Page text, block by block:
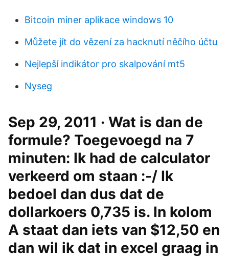
Bitcoin miner aplikace windows 10
Můžete jít do vězení za hacknutí něčího účtu
Nejlepší indikátor pro skalpování mt5
Nyseg
Sep 29, 2011 · Wat is dan de
formule? Toegevoegd na 7
minuten: Ik had de calculator
verkeerd om staan :-/ Ik
bedoel dan dus dat de
dollarkoers 0,735 is. In kolom
A staat dan iets van $12,50 en
dan wil ik dat in excel graag in